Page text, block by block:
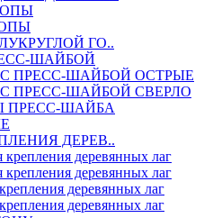
ГО..
ШАЙБОЙ
ПРЕСС-ШАЙБОЙ ОСТРЫЕ
ПРЕСС-ШАЙБОЙ СВЕРЛО
ПРЕСС-ШАЙБА
ДЕРЕВ..
деревянных лаг
деревянных лаг
деревянных лаг
деревянных лаг